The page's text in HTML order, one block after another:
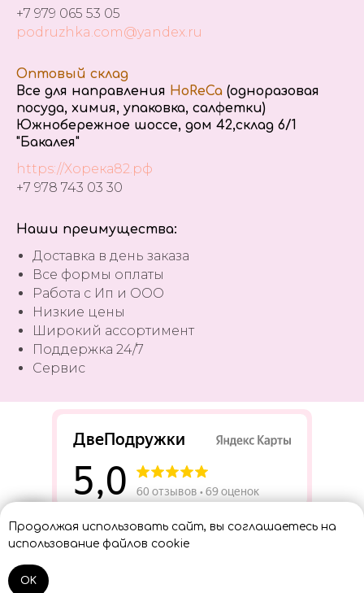
+7 979 065 53 05
podruzhka.com@yandex.ru
Оптовый склад
Все для направления HoReCa (одноразовая
посуда, химия, упаковка, салфетки)
Южнобережное шоссе, дом 42,склад 6/1
"Бакалея"
https://Хорека82.рф
+7 978 743 03 30
Наши преимущества:
Доставка в день заказа
Все формы оплаты
Работа с Ип и ООО
Низкие цены
Широкий ассортимент
Поддержка 24/7
Сервис
Продолжая использовать сайт, вы соглашаетесь на
использование файлов cookie
OK
Разработать сайт
Консультант